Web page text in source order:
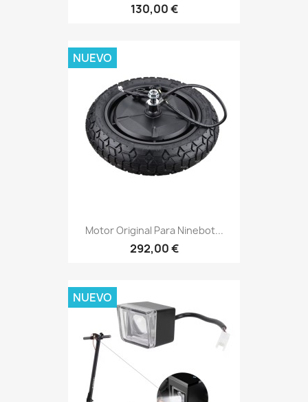
130,00 €
Motor Original Para Ninebot...
292,00 €
NUEVO
NUEVO